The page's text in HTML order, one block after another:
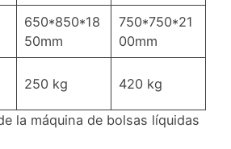
650*850*18
50mm
750*750*21
00mm
250 kg 420 kg
la máquina de bolsas líquidas